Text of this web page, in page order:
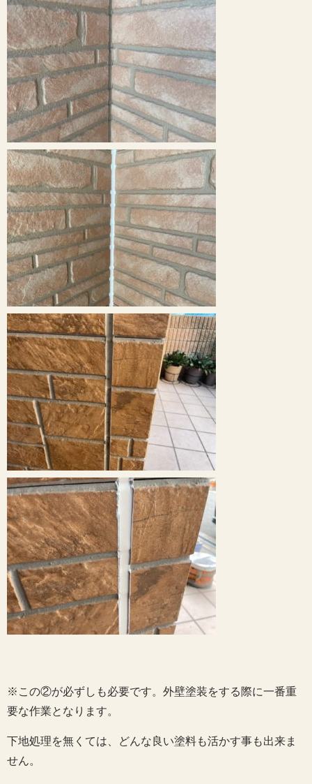
※この②が必ずしも必要です。外壁塗装をする際に一番重
要な作業となります。
下地処理を無くては、どんな良い塗料も活かす事も出来ま
せん。